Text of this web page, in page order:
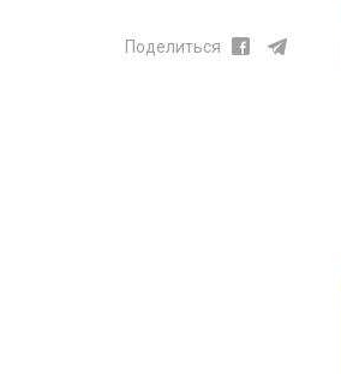
Поделиться